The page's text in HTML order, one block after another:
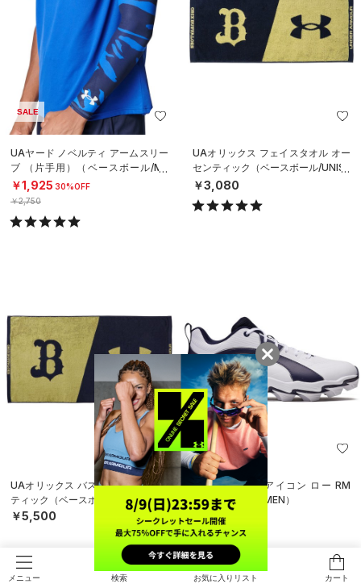
メニュー 検索 お気に入りリスト カート
SALE
UAヤード ノベルティ アームスリー
ブ （片手用）（ベースボール/ME
N）
￥1,925 30%OFF
￥2,750
UAオリックス フェイスタオル オー
センティック（ベースボール/UNISE
X）
￥3,080
UAオリックス バスタオル オーセン
ティック（ベースボール/UNISEX）
￥5,500
UAリードオフ アイコン ロー RM
（ベースボール/MEN）
￥8,910